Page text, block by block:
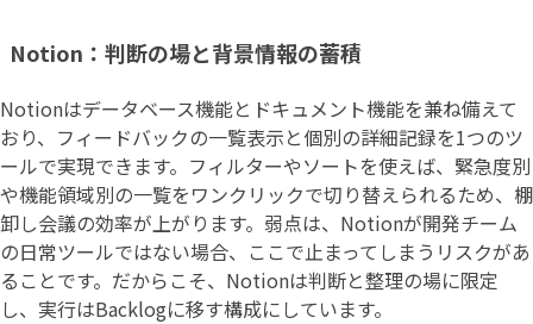
Notion：判断の場と背景情報の蓄積
Notionはデータベース機能とドキュメント機能を兼ね備えて
おり、フィードバックの一覧表示と個別の詳細記録を1つのツ
ールで実現できます。フィルターやソートを使えば、緊急度別
や機能領域別の一覧をワンクリックで切り替えられるため、棚
卸し会議の効率が上がります。弱点は、Notionが開発チーム
の日常ツールではない場合、ここで止まってしまうリスクがあ
ることです。だからこそ、Notionは判断と整理の場に限定
し、実行はBacklogに移す構成にしています。